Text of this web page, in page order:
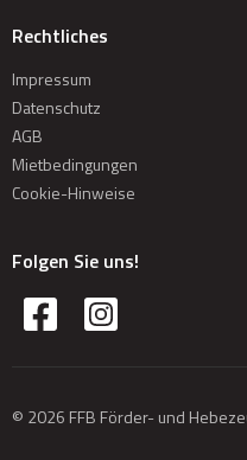
Rechtliches
Impressum
Datenschutz
AGB
Mietbedingungen
Cookie-Hinweise
Folgen Sie uns!
© 2026 FFB Förder- und